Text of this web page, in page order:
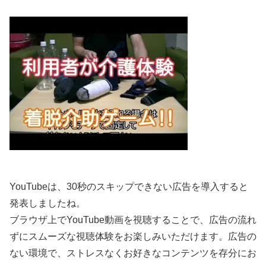
YouTubeは、30秒のスキップできない広告を導入すると
発表しましたね。
ブラウザ上でYouTube動画を視聴することで、広告の流れ
ずにスムーズな視聴体験をお楽しみいただけます。広告の
ない環境で、ストレスなくお好きなコンテンツを存分にお